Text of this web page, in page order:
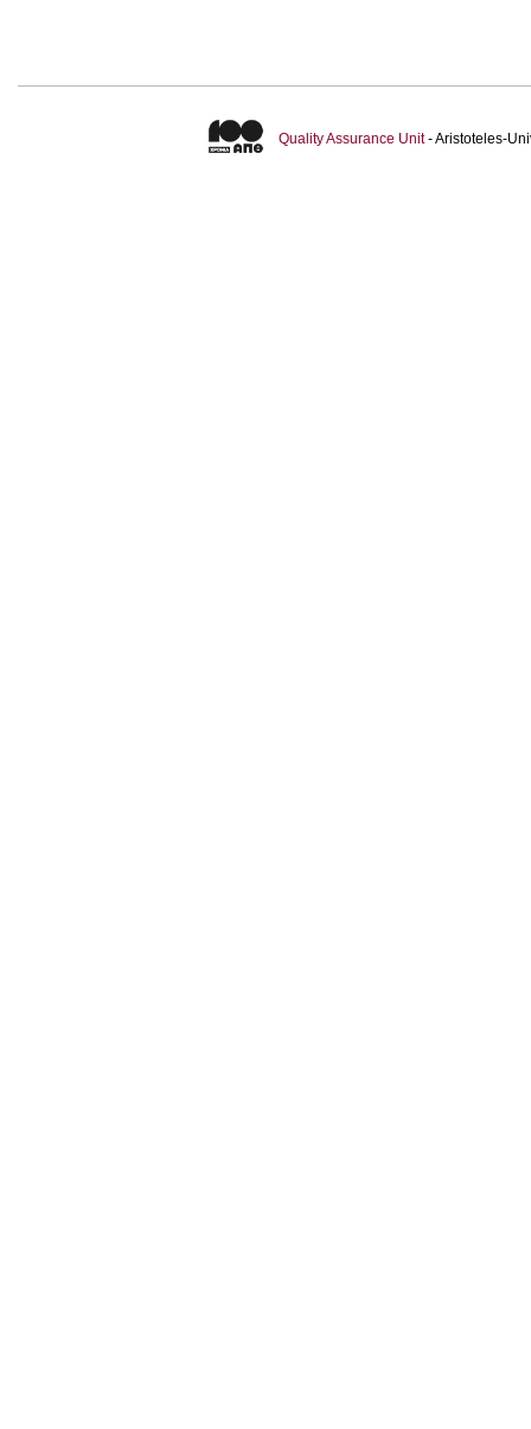
Quality Assurance Unit- Aristoteles-